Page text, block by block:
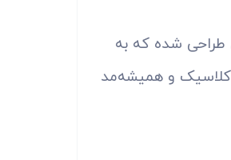
طراحی شده که به
و همیشه‌مد